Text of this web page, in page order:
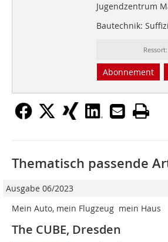
Jugendzentrum
Bautechnik:
Abonnement
Thematisch passende
Ausgabe 06/2023
Mein Auto, mein Flugzeug  mein Haus
The CUBE, Dresden